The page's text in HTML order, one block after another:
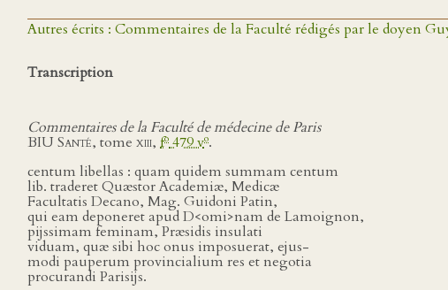
Autres écrits : Commentaires de la Faculté rédigés par le doyen
Transcription
Commentaires de la Faculté de médecine de Paris
BIU Santé, tome xiii, fo479 vo.
centum libellas : quam quidem summam centum
lib. traderet Quæstor Academiæ, Medicæ
Facultatis Decano, Mag. Guidoni Patin,
qui eam deponeret apud D<omi>nam de Lamoignon,
pijssimam feminam, Præsidis insulati
viduam, quæ sibi hoc onus imposuerat, ejus-
modi pauperum provincialium res et negotia
procurandi Parisijs.